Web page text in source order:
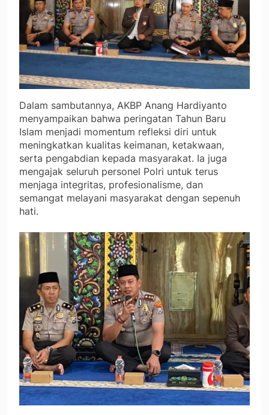
Dalam sambutannya, AKBP Anang Hardiyanto
menyampaikan bahwa peringatan Tahun Baru
Islam menjadi momentum refleksi diri untuk
meningkatkan kualitas keimanan, ketakwaan,
serta pengabdian kepada masyarakat. Ia juga
mengajak seluruh personel Polri untuk terus
menjaga integritas, profesionalisme, dan
semangat melayani masyarakat dengan sepenuh
hati.